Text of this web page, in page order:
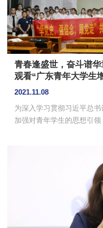
青春逢盛世，奋斗谱
观看“广东青年大学生
气、底气”青马公开课
2021.11.08
为深入学习贯彻习近平总书
加强对青年学生的思想引
名青马学员在第三教学楼
生增强做中国人的志气、
课。本次公开课分为“点亮
章节，通过广东省“灯塔工
章”获得者、南粤优秀教师
张永刚教授授课，佛山科